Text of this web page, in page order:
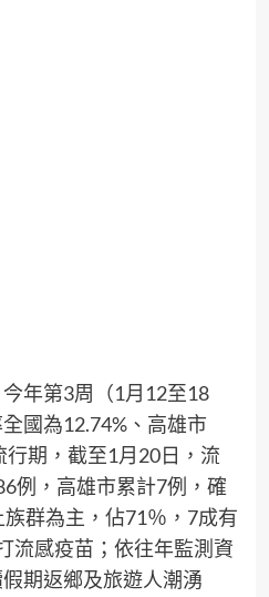
年第3周（1月12至18
國為12.74%、高雄市
行期，截至1月20日，流
例，高雄市累計7例，確
群為主，佔71％，7成有
流感疫苗；依往年監測資
期返鄉及旅遊人潮湧